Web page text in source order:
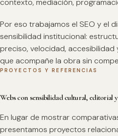
contexto, mediación,
Por eso trabajamos el SEO y el
sensibilidad institucional:
preciso, velocidad, accesibilidad
que acompañe la obra sin
PROYECTOS Y REFERENCIAS
Webs con sensibilidad cultural, editorial
En lugar de mostrar
presentamos proyectos